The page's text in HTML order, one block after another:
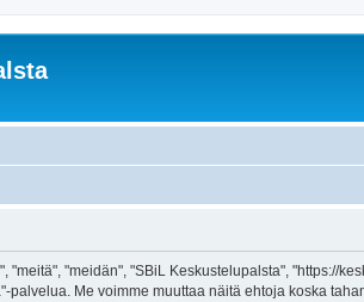
"meidän", "SBiL Keskustelupalsta", "https://
Me voimme muuttaa näitä ehtoja koska